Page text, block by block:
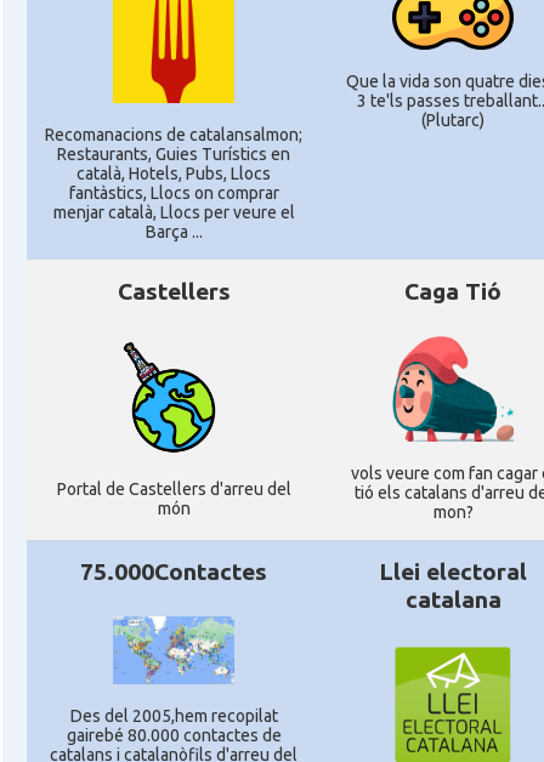
Recomanacions de catalansalmon;
Restaurants, Guies Turístics en
català, Hotels, Pubs, Llocs
fantàstics, Llocs on comprar
menjar català, Llocs per veure el
Barça ...
Que la vida son quatre
3 te'ls passes
(Plutarc)
Castellers
Portal de Castellers d'arreu del
món
Caga Tió
vols veure com fan cagar
tió els catalans d'arreu
mon?
75.000Contactes
Des del 2005,hem recopilat
gairebé 80.000 contactes de
catalans i catalanòfils d'arreu del
Llei electoral
catalana